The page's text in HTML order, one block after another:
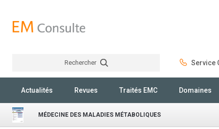
Rechercher Service
Actualités Revues Traités EMC Domaines
MÉDECINE DES MALADIES MÉTABOLIQUES